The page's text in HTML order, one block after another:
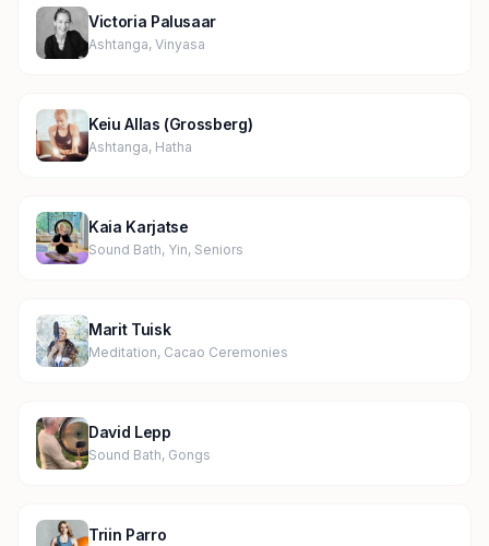
Victoria Palusaar
Ashtanga, Vinyasa
Keiu Allas (Grossberg)
Ashtanga, Hatha
Kaia Karjatse
Sound Bath, Yin, Seniors
Marit Tuisk
Meditation, Cacao Ceremonies
David Lepp
Sound Bath, Gongs
Triin Parro